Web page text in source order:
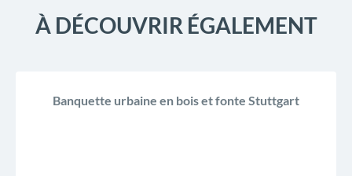
À DÉCOUVRIR ÉGALEMENT
Banquette urbaine en bois et fonte Stuttgart